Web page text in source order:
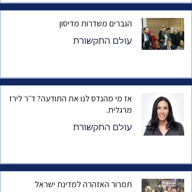
הגברים משדרות מדיסון
עולם התקשורת
אז מי מהנדס לנו את התודעה? ד״ר לירז
מרגלית.
עולם התקשורת
תמרור האזהרה למדינת ישראל